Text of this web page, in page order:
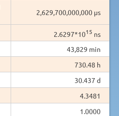
2,629,700,000,000 µs
2.6297*1015 ns
43,829 min
730.48 h
30.437 d
4.3481
1.0000